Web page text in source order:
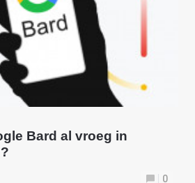
Bard al vroeg in
0